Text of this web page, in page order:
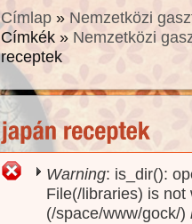
Címlap » Nemzetközi
Címkék » Nemzetközi
receptek
Hibaüzenet
Warning: is_dir():
File(/libraries) is
(/space/www/gock/)